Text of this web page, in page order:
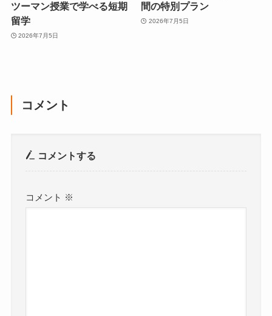
ツーマン授業で学べる短期
留学
2026年7月5日
間の特別プラン
2026年7月5日
コメント
コメントする
コメント ※